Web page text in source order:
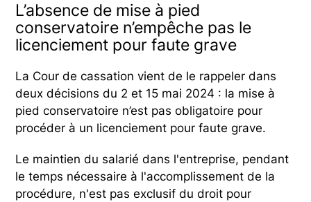
L’absence de mise à pied
conservatoire n’empêche pas le
licenciement pour faute grave
La Cour de cassation vient de le rappeler dans
deux décisions du 2 et 15 mai 2024 : la mise à
pied conservatoire n’est pas obligatoire pour
procéder à un licenciement pour faute grave.
Le maintien du salarié dans l'entreprise, pendant
le temps nécessaire à l'accomplissement de la
procédure, n'est pas exclusif du droit pour